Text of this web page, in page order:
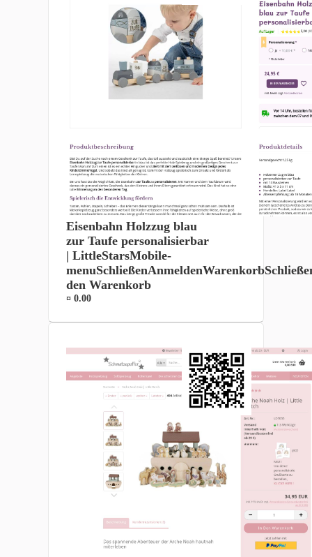
Eisenbahn Holzzug blau
zur Taufe personalisierbar
| LittleStarsMobile-
den Warenkorb
¤ 0.00